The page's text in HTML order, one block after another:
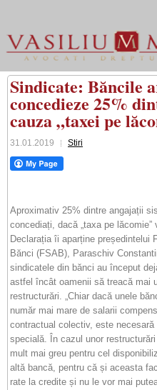
Sindicate: Băncile
concedieze 25%
cauza „taxei pe
31.01.2019 Stiri
Aproximativ 25% dintre angajații
concediați, dacă „taxa pe
Declarația îi aparține președintelui
Bănci (FSAB), Paraschiv
sindicatele din bănci au început
astfel încât oamenii să treacă mai
restructurări. „Chiar dacă unele
număr mai mare de salarii
contractual colectiv, este
specială. În cazul unor
mult mai greu pentru cel
altă bancă, pentru că și aceasta
rate la credite și nu le vor mai